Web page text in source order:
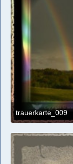
trauerkarte_009
29.